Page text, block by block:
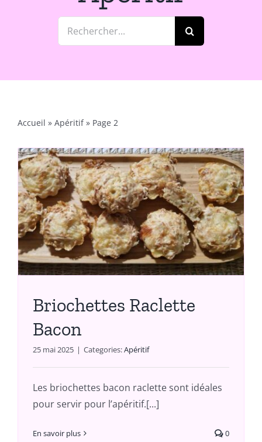
Rechercher:
Accueil » Apéritif» Page 2
Briochettes Raclette
Bacon
25 mai 2025 | Categories:Apéritif
Les briochettes bacon raclette sont idéales
pour servir pour l’apéritif.[...]
En savoir plus 0